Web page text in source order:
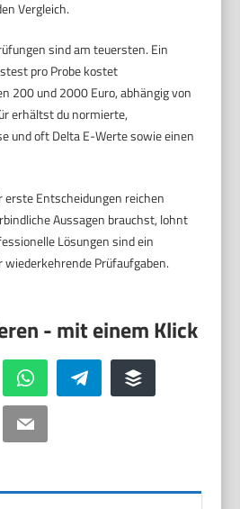
Vergleich.
sind am teuersten. Ein
pro Probe kostet
200 und 2000 Euro, abhängig von
erhältst du normierte,
und oft Delta E-Werte sowie einen
Entscheidungen reichen
Aussagen brauchst, lohnt
Lösungen sind ein
Prüfaufgaben.
WhatsApp Telegram Buffer
Email